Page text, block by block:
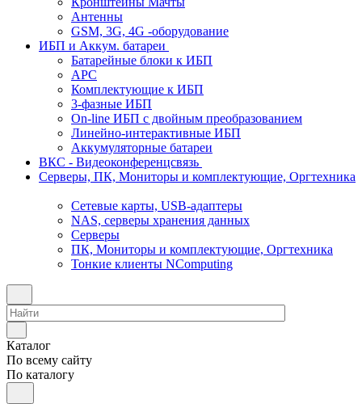
Антенны
GSM, 3G, 4G -оборудование
ИБП и Аккум. батареи
Батарейные блоки к ИБП
APC
Комплектующие к ИБП
3-фазные ИБП
On-line ИБП с двойным преобразованием
Линейно-интерактивные ИБП
Аккумуляторные батареи
ВКС - Видеоконференцсвязь
Серверы, ПК, Мониторы и комплектующие, Оргтехника
Сетевые карты, USB-адаптеры
NAS, серверы хранения данных
Серверы
ПК, Мониторы и комплектующие, Оргтехника
Тонкие клиенты NComputing
Каталог
По всему сайту
По каталогу